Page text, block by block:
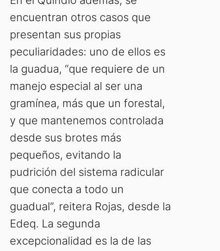
encuentran otros casos que
presentan sus propias
peculiaridades: uno de ellos es
la guadua, “que requiere de un
manejo especial al ser una
gramínea, más que un forestal,
y que mantenemos controlada
desde sus brotes más
pequeños, evitando la
pudrición del sistema radicular
que conecta a todo un
guadual”, reitera Rojas, desde la
Edeq. La segunda
excepcionalidad es la de las